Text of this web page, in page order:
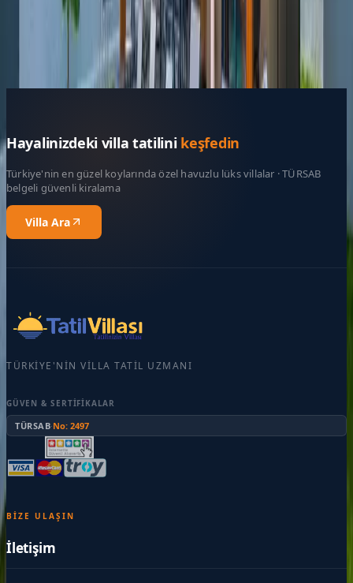
Hayalinizdeki villa tatilini keşfedin
Türkiye'nin en güzel koylarında özel havuzlu lüks villalar · TÜRSAB
belgeli güvenli kiralama
Villa Ara
TÜRKIYE'NIN VILLA TATIL UZMANI
GÜVEN & SERTIFIKALAR
TÜRSAB·No: 2497
BIZE ULAŞIN
İletişim